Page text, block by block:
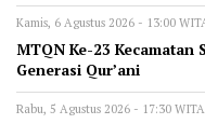
Kamis, 6 Agustus 2026 - 13:00
MTQN Ke-23
Generasi Qur’ani
Rabu, 5 Agustus 2026 - 17:30 WITA